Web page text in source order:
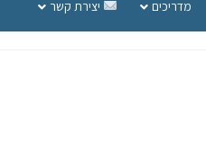
מדריכים יצירת קשר